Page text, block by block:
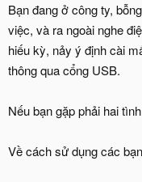
Bạn đang ở công ty,
việc, và ra ngoài nghe
hiếu kỳ, nảy ý định cài
thông qua cổng USB.
Nếu bạn gặp phải hai
Về cách sử dụng các